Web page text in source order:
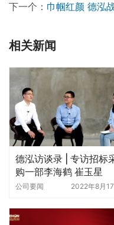
下一个： 巾帼红颜 德泓战将
相关新闻
德泓访谈录 | 专访招标
购一部李海鹤 崔玉星
公司要闻 2022年8月